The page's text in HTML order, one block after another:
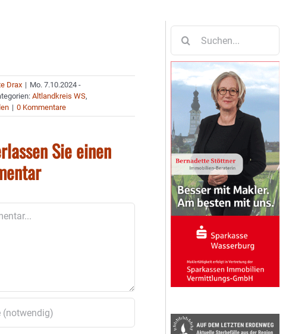
Drax | Mo. 7.10.2024 -
Altlandkreis WS,
| 0 Kommentare
Sie einen
nach: